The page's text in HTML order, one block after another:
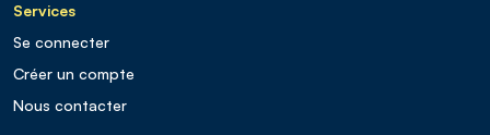
Services
Se connecter
Créer un compte
Nous contacter